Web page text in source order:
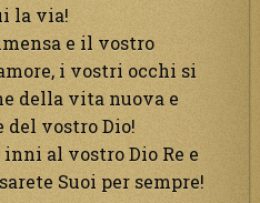
la via!
e il vostro
i vostri occhi si
della vita nuova e
vostro Dio!
al vostro Dio Re e
Suoi per sempre!